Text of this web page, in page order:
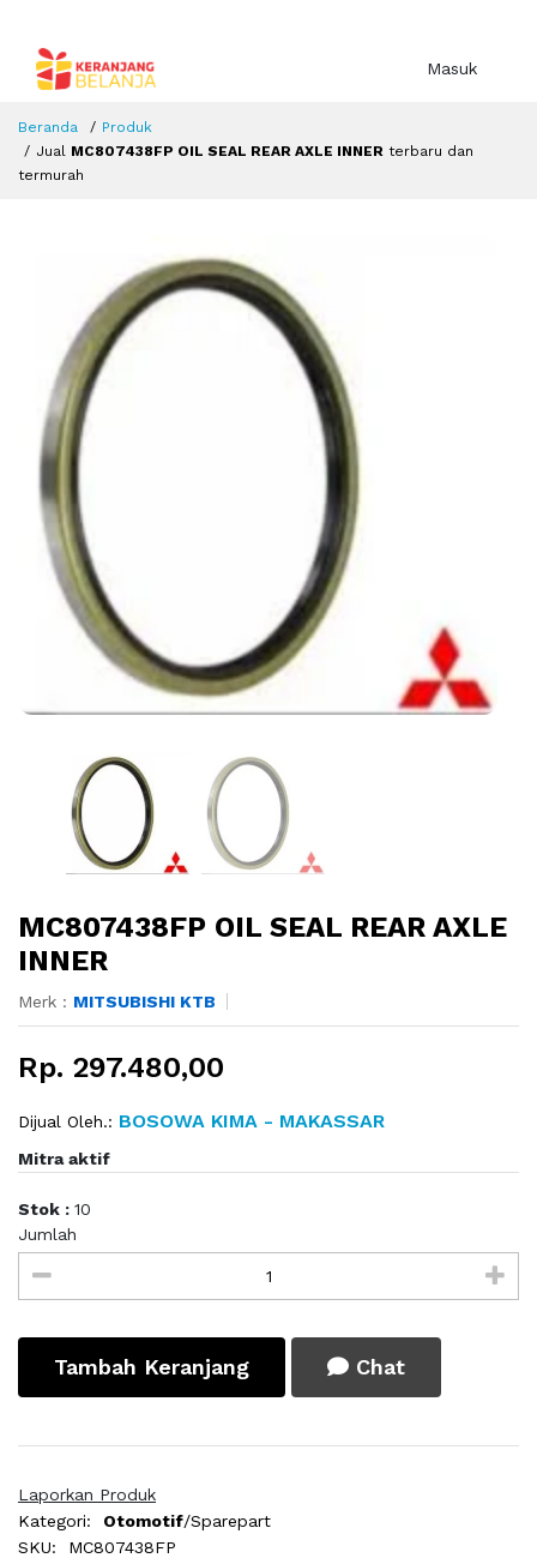
Masuk
Beranda
Produk
Jual MC807438FP OIL SEAL REAR AXLE INNER terbaru dan
termurah
MC807438FP OIL SEAL REAR AXLE
INNER
Merk : MITSUBISHI KTB
Rp. 297.480,00
Dijual Oleh.: BOSOWA KIMA - MAKASSAR
Mitra aktif
Stok : 10
Jumlah
Tambah Keranjang Chat
Laporkan Produk
Kategori:
Otomotif/Sparepart
SKU:
MC807438FP